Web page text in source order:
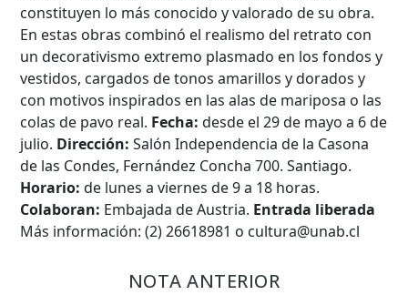
constituyen lo más conocido y valorado de su obra.
En estas obras combinó el realismo del retrato con
un decorativismo extremo plasmado en los fondos y
vestidos, cargados de tonos amarillos y dorados y
con motivos inspirados en las alas de mariposa o las
colas de pavo real. Fecha: desde el 29 de mayo a 6 de
julio. Dirección: Salón Independencia de la Casona
de las Condes, Fernández Concha 700. Santiago.
Horario: de lunes a viernes de 9 a 18 horas.
Colaboran: Embajada de Austria. Entrada liberada
Más información: (2) 26618981 o cultura@unab.cl
NOTA ANTERIOR
Palabra clave
Desde...
Hasta...